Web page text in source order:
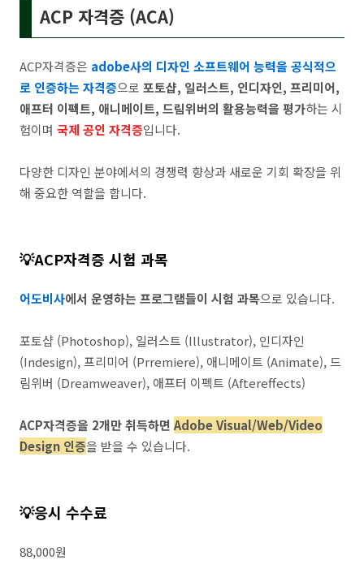
ACP 자격증 (ACA)
ACP자격증은 adobe사의 디자인 소프트웨어 능력을 공식적으
로 인증하는 자격증으로 포토샵, 일러스트, 인디자인, 프리미어,
애프터 이펙트, 애니메이트, 드림위버의 활용능력을 평가하는 시
험이며 국제 공인 자격증입니다.
다양한 디자인 분야에서의 경쟁력 향상과 새로운 기회 확장을 위
해 중요한 역할을 합니다.
💡ACP자격증 시험 과목
어도비사에서 운영하는 프로그램들이 시험 과목으로 있습니다.
포토샵 (Photoshop), 일러스트 (Illustrator), 인디자인
(Indesign), 프리미어 (Prremiere), 애니메이트 (Animate), 드
림위버 (Dreamweaver), 애프터 이펙트 (Aftereffects)
ACP자격증을 2개만 취득하면 Adobe Visual/Web/Video
Design 인증을 받을 수 있습니다.
💡응시 수수료
88,000원